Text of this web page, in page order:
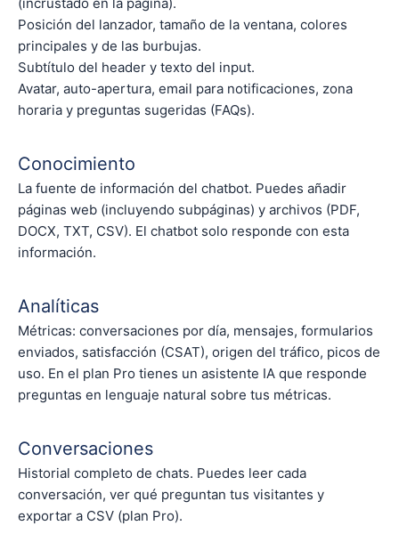
Posición del lanzador, tamaño de la ventana, colores
principales y de las burbujas.
Subtítulo del header y texto del input.
Avatar, auto-apertura, email para notificaciones, zona
horaria y preguntas sugeridas (FAQs).
Conocimiento
La fuente de información del chatbot. Puedes añadir
páginas web (incluyendo subpáginas) y archivos (PDF,
DOCX, TXT, CSV). El chatbot solo responde con esta
información.
Analíticas
Métricas: conversaciones por día, mensajes, formularios
enviados, satisfacción (CSAT), origen del tráfico, picos de
uso. En el plan Pro tienes un asistente IA que responde
preguntas en lenguaje natural sobre tus métricas.
Conversaciones
Historial completo de chats. Puedes leer cada
conversación, ver qué preguntan tus visitantes y
exportar a CSV (plan Pro).